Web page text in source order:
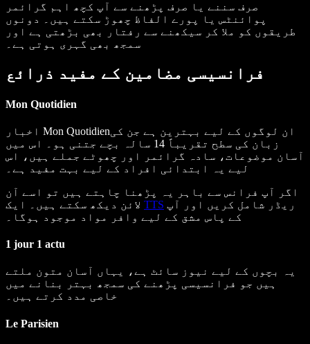
صرف سننے یا صرف پڑھنے سے آپ کچھ اہم گرائمر
پوائنٹس یا پورے الفاظ چھوڑ سکتے ہیں۔ دونوں
طریقوں کو ملا کر سیکھنے سے رفتار بھی بڑھتی ہے اور
سمجھ بھی گہری ہوتی ہے۔
فرانسیسی مضامین کے مفید ذرائع
Mon Quotidien
Mon Quotidienان لوگوں کے لیے بہترین ہے جن کی
زبان کی سطح تقریباً 14 سالہ بچے جتنی ہو۔ اس میں
آسان موضوعات، سادہ گرائمر اور چھوٹے جملے ہیں، اس
لیے یہ ابتدائی افراد کے لیے بہت مفید ہے۔
اگر آپ فرانس سے باہر یہ پڑھنا چاہتے ہیں تو اسے آن
TTS
کے پاس مشق کے لیے وافر مواد موجود ہوگا۔
1 jour 1 actu
یہ بچوں کے لیے نیوز سائٹ ہے، یہاں آسان متون ملتے
ہیں جو فرانسیسی پڑھنے کی سمجھ بہتر بنانے میں
خاصی مدد کرتے ہیں۔
Le Parisien